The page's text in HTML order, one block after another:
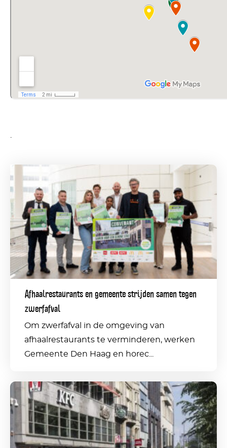
.
en
gemeente
strijden
samen
tegen
zwerfafval
Afhaalrestaurants en gemeente strijden samen tegen
zwerfafval
Om zwerfafval in de omgeving van
afhaalrestaurants te verminderen, werken
Gemeente Den Haag en horec...
deze
Haagse
afhaalrestaurants